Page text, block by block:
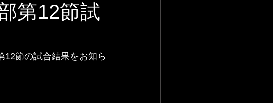
第12節試
12節の試合結果をお知ら